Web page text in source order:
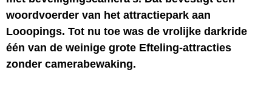
woordvoerder van het attractiepark aan
Looopings. Tot nu toe was de vrolijke darkride
één van de weinige grote Efteling-attracties
zonder camerabewaking.